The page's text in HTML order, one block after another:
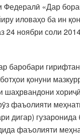
Федералӣ «Дар
иловаҳо ба ин
24 ноябри соли
баробари
қонуни
фаъолияти
дигар)
фаъолияти